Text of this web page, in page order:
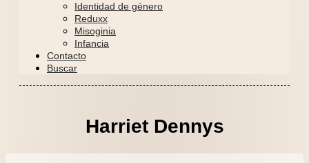
Identidad de género
Reduxx
Misoginia
Infancia
Contacto
Buscar
Harriet Dennys